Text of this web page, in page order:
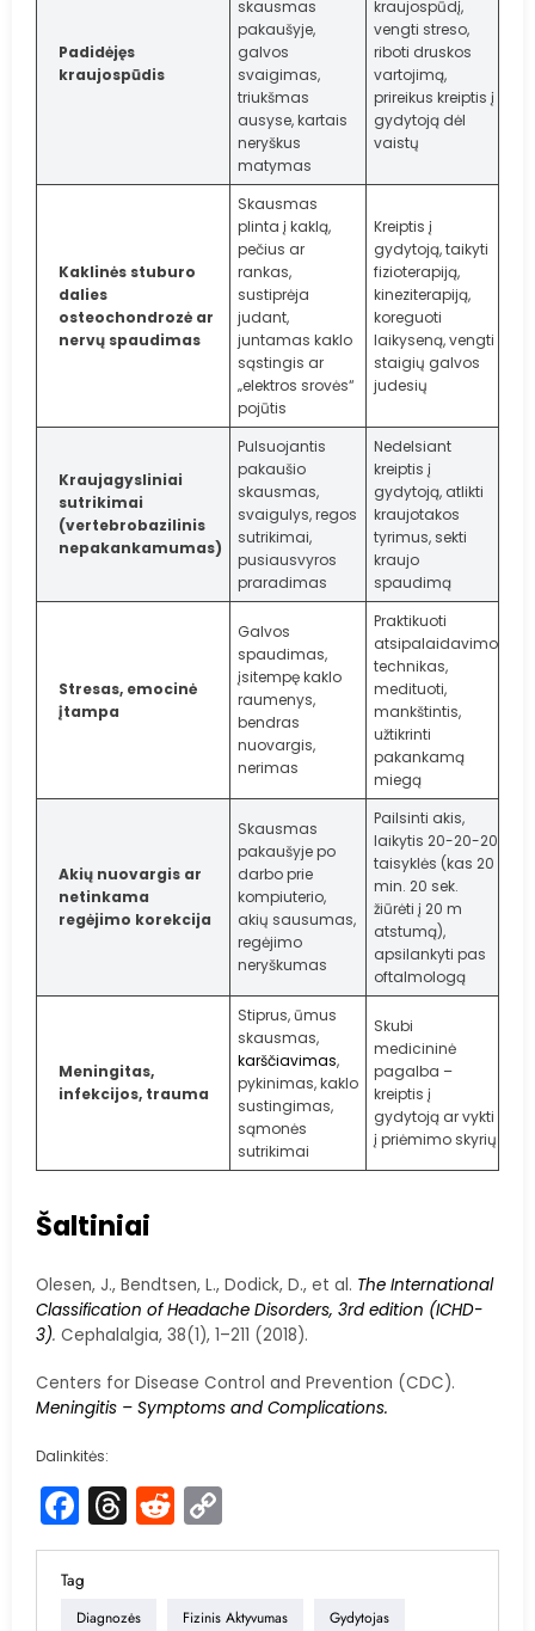
Padidėjęs
kraujospūdis
skausmas
pakaušyje,
galvos
svaigimas,
triukšmas
ausyse, kartais
neryškus
matymas
kraujospūdį,
vengti streso,
riboti druskos
vartojimą,
prireikus kreiptis į
gydytoją dėl
vaistų
Kaklinės stuburo
dalies
osteochondrozė ar
nervų spaudimas
Skausmas
plinta į kaklą,
pečius ar
rankas,
sustiprėja
judant,
juntamas kaklo
sąstingis ar
„elektros srovės“
pojūtis
Kreiptis į
gydytoją, taikyti
fizioterapiją,
kineziterapiją,
koreguoti
laikyseną, vengti
staigių galvos
judesių
Kraujagysliniai
sutrikimai
(vertebrobazilinis
nepakankamumas)
Pulsuojantis
pakaušio
skausmas,
svaigulys, regos
sutrikimai,
pusiausvyros
praradimas
Nedelsiant
kreiptis į
gydytoją, atlikti
kraujotakos
tyrimus, sekti
kraujo
spaudimą
Stresas, emocinė
įtampa
Galvos
spaudimas,
įsitempę kaklo
raumenys,
bendras
nuovargis,
nerimas
Praktikuoti
atsipalaidavimo
technikas,
medituoti,
mankštintis,
užtikrinti
pakankamą
miegą
Akių nuovargis ar
netinkama
regėjimo korekcija
Skausmas
pakaušyje po
darbo prie
kompiuterio,
akių sausumas,
regėjimo
neryškumas
Pailsinti akis,
laikytis 20-20-20
taisyklės (kas 20
min. 20 sek.
žiūrėti į 20 m
atstumą),
apsilankyti pas
oftalmologą
Meningitas,
infekcijos, trauma
Stiprus, ūmus
skausmas,
karščiavimas,
pykinimas, kaklo
sustingimas,
sąmonės
sutrikimai
Skubi
medicininė
pagalba –
kreiptis į
gydytoją ar vykti
į priėmimo skyrių
Šaltiniai
Olesen, J., Bendtsen, L., Dodick, D., et al. The International
Classification of Headache Disorders, 3rd edition (ICHD-
3). Cephalalgia, 38(1), 1–211 (2018).
Centers for Disease Control and Prevention (CDC).
Meningitis – Symptoms and Complications.
Dalinkitės:
Facebook
Threads
Reddit
Link
Tag
Diagnozės Fizinis Aktyvumas Gydytojas